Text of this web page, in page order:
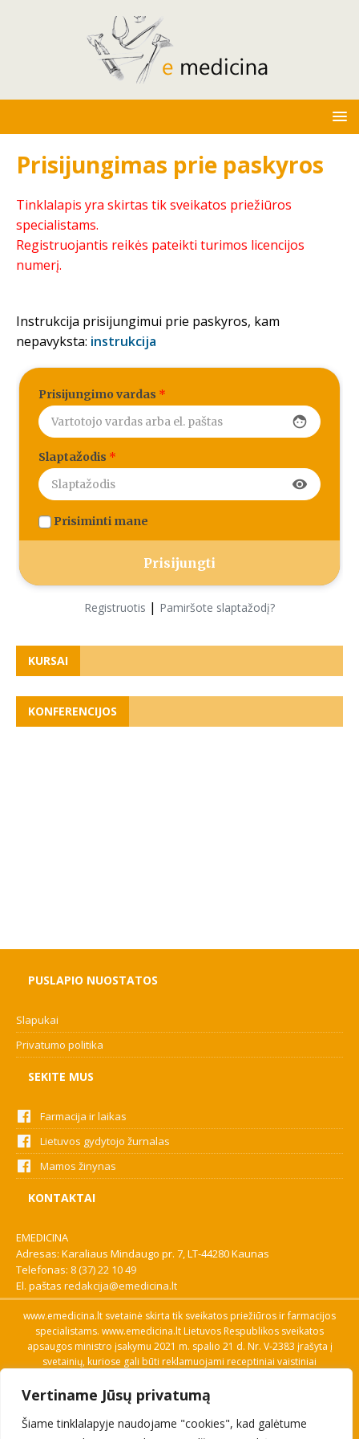
Vertiname Jūsų privatumą
Šiame tinklalapyje naudojame "cookies", kad galėtume
Prisijungimas prie paskyros
Tinklalapis yra skirtas tik sveikatos priežiūros
specialistams.
Registruojantis reikės pateikti turimos licencijos
numerį.
Instrukcija prisijungimui prie paskyros, kam
nepavyksta: instrukcija
Prisijungimo vardas *
face
Slaptažodis *
visibility
Prisiminti mane
Registruotis | Pamiršote slaptažodį?
KURSAI
KONFERENCIJOS
PUSLAPIO NUOSTATOS
Slapukai
Privatumo politika
SEKITE MUS
Farmacija ir laikas
Lietuvos gydytojo žurnalas
Mamos žinynas
KONTAKTAI
EMEDICINA
Adresas: Karaliaus Mindaugo pr. 7, LT-44280 Kaunas
Telefonas: 8 (37) 22 10 49
El. paštas redakcija@emedicina.lt
www.emedicina.lt svetainė skirta tik sveikatos priežiūros ir farmacijos
specialistams. www.emedicina.lt Lietuvos Respublikos sveikatos
apsaugos ministro įsakymu 2021 m. spalio 21 d. Nr. V-2383 įrašyta į
svetainių, kuriose gali būti reklamuojami receptiniai vaistiniai
savo profesinę kvalifikaciją. Naudingos nuorodos: Vaistų ir medicinos
pagalbos priemonių kainų paieška, VVKT tinklalapis, Sveikatos
priežiūros ar farmacijos specialisto pranešimo apie įtariamą